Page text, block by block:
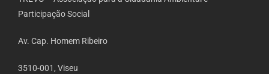
Participação Social
Av. Cap. Homem Ribeiro
3510-001, Viseu